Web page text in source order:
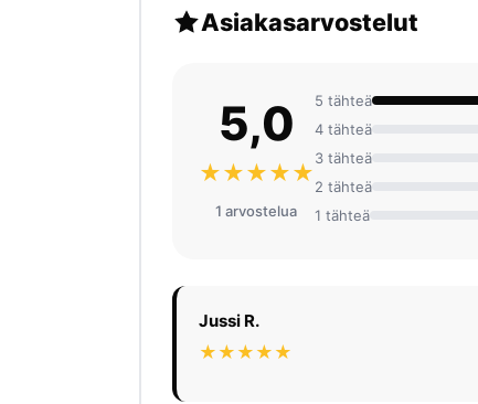
Asiakasarvostelut
5,0
★★★★★
1 arvosteluа
5 tähteä
4 tähteä
3 tähteä
2 tähteä
1 tähteä
Jussi R.
★★★★★